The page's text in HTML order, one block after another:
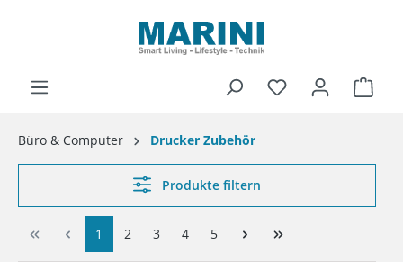
Büro & Computer Drucker Zubehör
Produkte filtern
1 2 3 4 5